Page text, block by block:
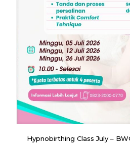
Hypnobirthing Class July –